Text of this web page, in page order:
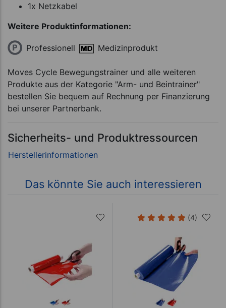
1x Netzkabel
Weitere Produktinformationen:
Professionell Medizinprodukt
Moves Cycle Bewegungstrainer und alle weiteren
Produkte aus der Kategorie "Arm- und Beintrainer"
bestellen Sie bequem auf Rechnung per Finanzierung
bei unserer Partnerbank.
Sicherheits- und Produktressourcen
Das könnte Sie auch interessieren
(4)